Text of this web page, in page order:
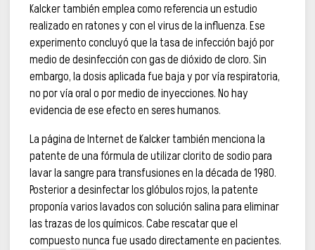
Kalcker también emplea como referencia un estudio
realizado en ratones y con el virus de la influenza. Ese
experimento concluyó que la tasa de infección bajó por
medio de desinfección con gas de dióxido de cloro. Sin
embargo, la dosis aplicada fue baja y por vía respiratoria,
no por vía oral o por medio de inyecciones. No hay
evidencia de ese efecto en seres humanos.
La página de Internet de Kalcker también menciona la
patente de una fórmula de utilizar clorito de sodio para
lavar la sangre para transfusiones en la década de 1980.
Posterior a desinfectar los glóbulos rojos, la patente
proponía varios lavados con solución salina para eliminar
las trazas de los químicos. Cabe rescatar que el
compuesto nunca fue usado directamente en pacientes.